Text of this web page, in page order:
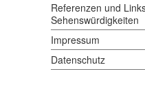
Referenzen und
Sehenswürdigkeiten
Impressum
Datenschutz